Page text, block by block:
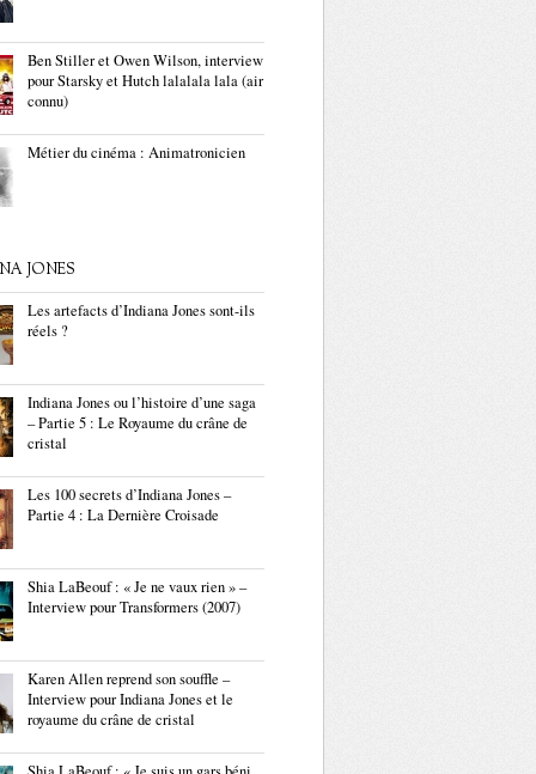
Ben Stiller et Owen Wilson, interview
pour Starsky et Hutch lalalala lala (air
connu)
Métier du cinéma : Animatronicien
JONES
Les artefacts d’Indiana Jones sont-ils
réels ?
Indiana Jones ou l’histoire d’une saga
– Partie 5 : Le Royaume du crâne de
cristal
Les 100 secrets d’Indiana Jones –
Partie 4 : La Dernière Croisade
Shia LaBeouf : « Je ne vaux rien » –
Interview pour Transformers (2007)
Karen Allen reprend son souffle –
Interview pour Indiana Jones et le
royaume du crâne de cristal